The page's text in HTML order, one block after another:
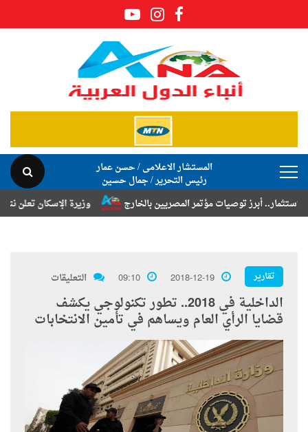
المستشار الاعلامى / حسن عمار
رئيس التحرير / جمال حسين
وزيرة الإسكان تعلن نتائج قرعة
توصيات مؤتمر المصريين بالخارج
تقارير 2018-12-19
09:10 التعليقات
الداخلية في 2018.. تطور تكنولوجي يكشف
قضايا الرأي العام ويساهم في تأمين الانتخابات